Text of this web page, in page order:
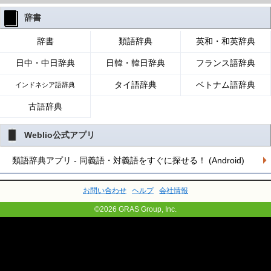
辞書
辞書 類語辞典 英和・和英辞典
日中・中日辞典 日韓・韓日辞典 フランス語辞典
インドネシア語辞典 タイ語辞典 ベトナム語辞典
古語辞典
Weblio公式アプリ
類語辞典アプリ - 同義語・対義語をすぐに探せる！ (Android)
お問い合わせ ヘルプ 会社情報
©2026 GRAS Group, Inc.